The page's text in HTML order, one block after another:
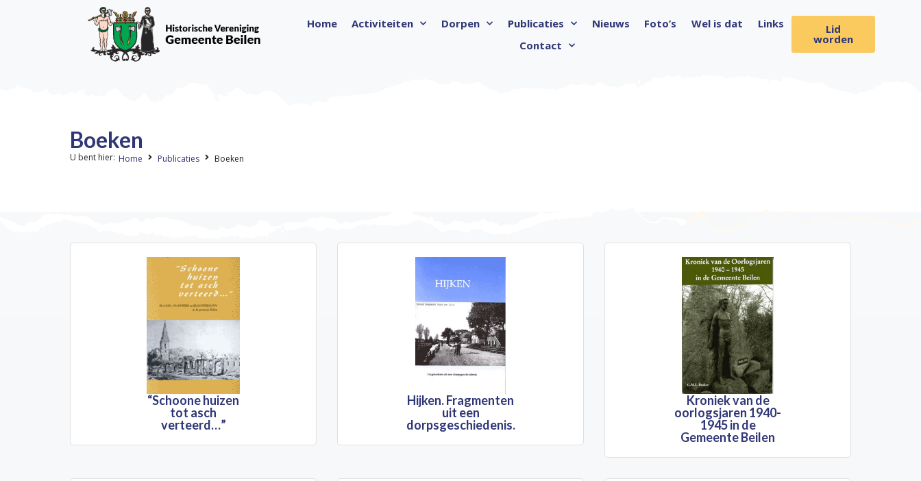
Home Activiteiten Dorpen Publicaties Nieuws Foto’s Wel is dat
Links
Contact
Lid
worden
Boeken
U bent hier: Home Publicaties Boeken
“Schoone huizen
tot asch
verteerd…”
Hijken. Fragmenten
uit een
dorpsgeschiedenis.
Kroniek van de
oorlogsjaren 1940-
1945 in de
Gemeente Beilen